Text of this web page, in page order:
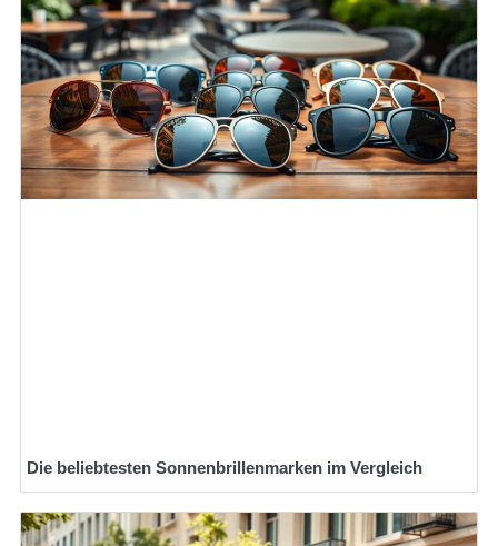
Die beliebtesten Sonnenbrillenmarken im Vergleich